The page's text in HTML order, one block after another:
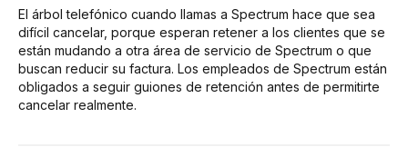
El árbol telefónico cuando llamas a Spectrum hace que sea
difícil cancelar, porque esperan retener a los clientes que se
están mudando a otra área de servicio de Spectrum o que
buscan reducir su factura. Los empleados de Spectrum están
obligados a seguir guiones de retención antes de permitirte
cancelar realmente.